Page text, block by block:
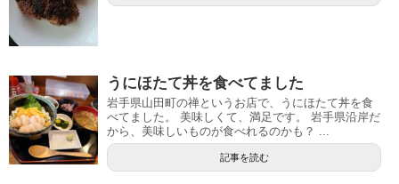
うにほたて丼を食べてました
岩手県山田町の禅というお店で、うにほたて丼を食
べてました。 美味しくて、満足です。 岩手県沿岸だ
から、美味しいものが食べれるのかも？ ...
記事を読む